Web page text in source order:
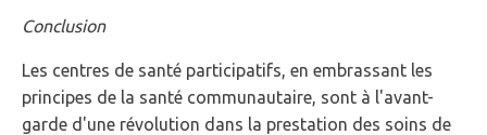
Conclusion
Les centres de santé participatifs, en embrassant les
principes de la santé communautaire, sont à l'avant-
garde d'une révolution dans la prestation des soins de